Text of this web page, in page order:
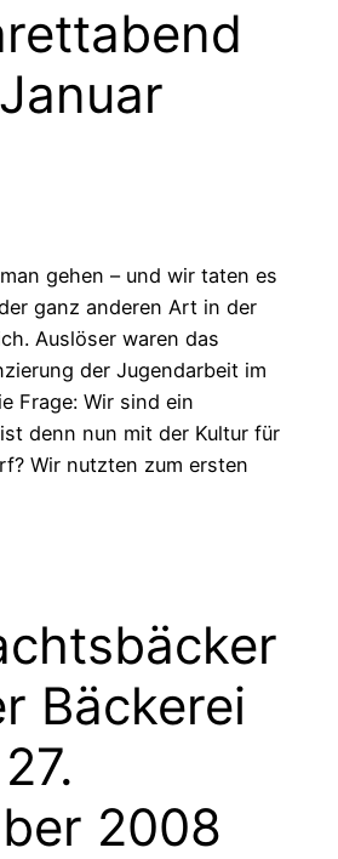
gehen – und wir taten es
ganz anderen Art in der
Auslöser waren das
der Jugendarbeit im
Frage: Wir sind ein
denn nun mit der Kultur für
Wir nutzten zum ersten
Bäckerei
2008